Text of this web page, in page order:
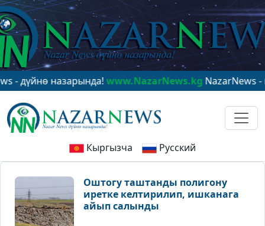
назарында!www.NazarNews.kgNazarNews - в
Кыргызча Русский
Оштогу таштанды полигону
иретке келтирилип, ишканага
айып салынды